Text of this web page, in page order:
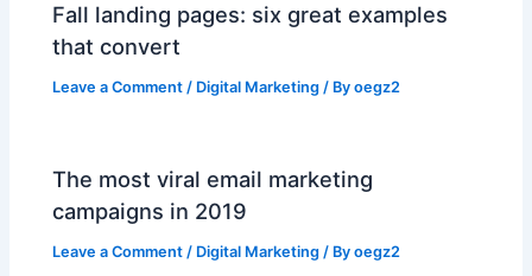
Fall landing pages: six great examples
that convert
Leave a Comment / Digital Marketing / Byoegz2
The most viral email marketing
campaigns in 2019
Leave a Comment / Digital Marketing / Byoegz2